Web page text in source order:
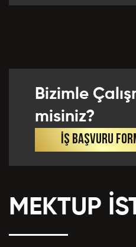
Bizimle
misiniz?
İŞ BAŞVURU
MEKTUP
Eklemek
CV EKLE